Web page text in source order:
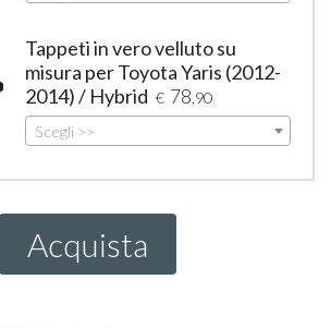
Tappeti in vero velluto su
misura per Toyota Yaris (2012-
2014) / Hybrid € 78 ,90
Scegli >>
Acquista